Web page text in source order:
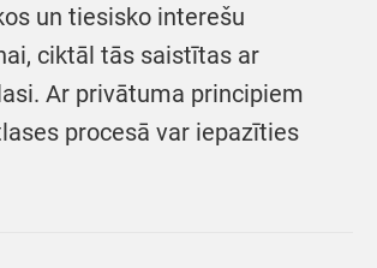
un tiesisko interešu
ciktāl tās saistītas ar
Ar privātuma principiem
procesā var iepazīties